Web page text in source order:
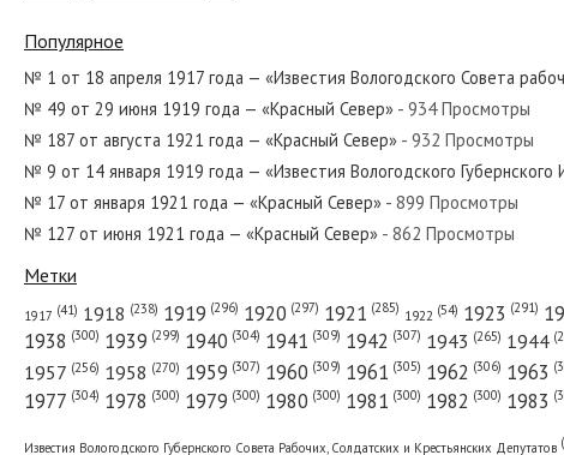
№ 157 от июля 1928 года — «Красный Север»
№ 9 от января 1961 года — «Красный Север»
Популярное
№ 1 от 18 апреля 1917 года — «Известия Вологодского Совета
№ 49 от 29 июня 1919 года — «Красный Север» - 934 Просмотры
№ 187 от августа 1921 года — «Красный Север» - 932 Просмотры
№ 9 от 14 января 1919 года — «Известия Вологодского Губернского
№ 17 от января 1921 года — «Красный Север» - 899 Просмотры
№ 127 от июня 1921 года — «Красный Север» - 862 Просмотры
Метки
1917 (41) 1918 (238) 1919 (296) 1920 (297) 1921 (285) 1922 (54) 1923 (291)
1938 (300) 1939 (299) 1940 (304) 1941 (309) 1942 (307) 1943 (265) 1944
1957 (256) 1958 (270) 1959 (307) 1960 (309) 1961 (305) 1962 (306) 1963
1977 (304) 1978 (300) 1979 (300) 1980 (300) 1981 (300) 1982 (300) 1983
Известия Вологодского Губернского Совета Рабочих, Солдатских и Крестьянских Депутатов